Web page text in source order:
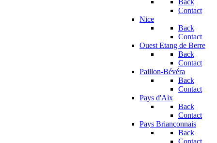
Back
Contact
Nice
Back
Contact
Ouest Etang de Berre
Back
Contact
Paillon-Bévéra
Back
Contact
Pays d'Aix
Back
Contact
Pays Briançonnais
Back
Contact